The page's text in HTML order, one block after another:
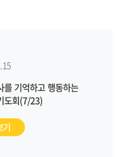
기억하고 행동하는
도회(7/23)
기